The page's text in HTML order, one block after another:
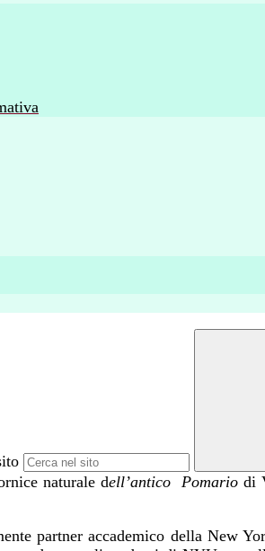
naturale dell’antico Pomario di
partner accademico della New